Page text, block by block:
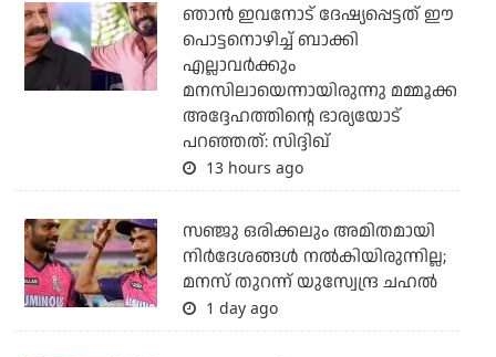
ഞാന്‍ ഇവനോട് ദേഷ്യപ്പെട്ടത് ഈ
പൊട്ടനൊഴിച്ച് ബാക്കി
എല്ലാവര്‍ക്കും
മനസിലായെന്നായിരുന്നു മമ്മൂക്ക
അദ്ദേഹത്തിന്റെ ഭാര്യയോട്
പറഞ്ഞത്: സിദ്ദിഖ്
13 hours ago
സഞ്ജു ഒരിക്കലും അമിതമായി
നിര്‍ദേശങ്ങള്‍ നല്‍കിയിരുന്നില്ല;
മനസ് തുറന്ന് യുസ്വേന്ദ്ര ചഹല്‍
1 day ago